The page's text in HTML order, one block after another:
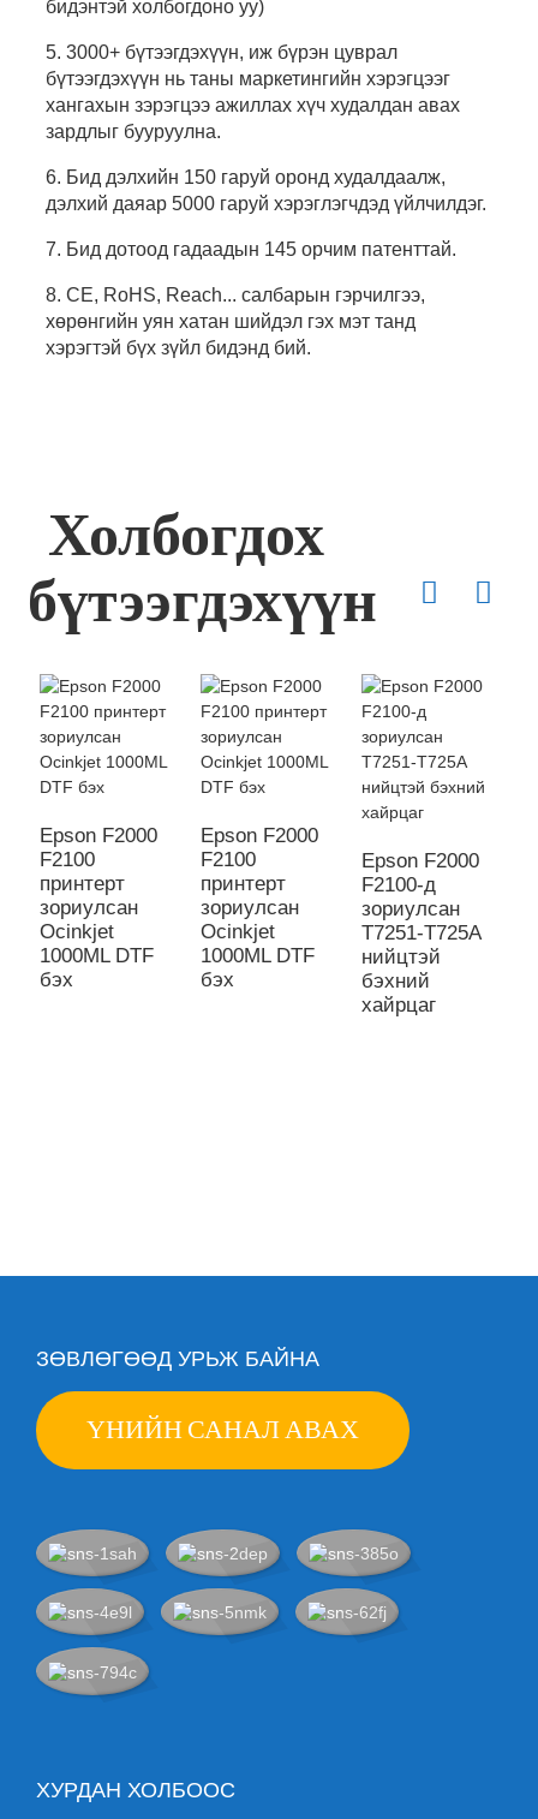
бидэнтэй холбогдоно уу)
5. 3000+ бүтээгдэхүүн, иж бүрэн цуврал
бүтээгдэхүүн нь таны маркетингийн хэрэгцээг
хангахын зэрэгцээ ажиллах хүч худалдан авах
зардлыг бууруулна.
6. Бид дэлхийн 150 гаруй оронд худалдаалж,
дэлхий даяар 5000 гаруй хэрэглэгчдэд үйлчилдэг.
7. Бид дотоод гадаадын 145 орчим патенттай.
8. CE, RoHS, Reach... салбарын гэрчилгээ,
хөрөнгийн уян хатан шийдэл гэх мэт танд
хэрэгтэй бүх зүйл бидэнд бий.
Холбогдох
бүтээгдэхүүн
Epson F2000
F2100
принтерт
зориулсан
Ocinkjet
1000ML DTF
бэх
Epson F2000
F2100
принтерт
зориулсан
Ocinkjet
1000ML DTF
бэх
Epson F2000
F2100-д ​​
зориулсан
T7251-T725A
нийцтэй
бэхний
хайрцаг
ЗӨВЛӨГӨӨД УРЬЖ БАЙНА
ҮНИЙН САНАЛ АВАХ
ХУРДАН ХОЛБООС